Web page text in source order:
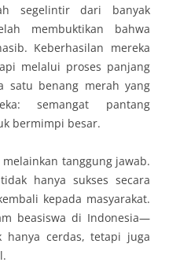
segelintir dari banyak
membuktikan bahwa
Keberhasilan mereka
melalui proses panjang
satu benang merah yang
semangat pantang
bermimpi besar.
tanggung jawab.
hanya sukses secara
kepada masyarakat.
beasiswa di Indonesia—
hanya cerdas, tetapi juga